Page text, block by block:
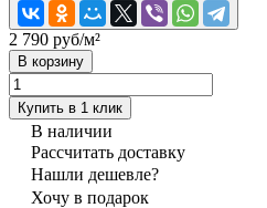
2 790 руб/м²
В корзину
Купить в 1 клик
В наличии
Рассчитать доставку
Нашли дешевле?
Хочу в подарок